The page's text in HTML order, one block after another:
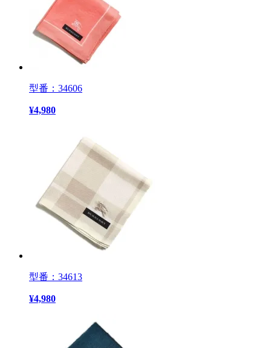
型番：34606
¥4,980
型番：34613
¥4,980